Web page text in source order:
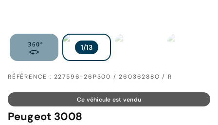
RÉFÉRENCE : 227596-26P300 / 26036288O / R
Ce véhicule est vendu
Peugeot 3008